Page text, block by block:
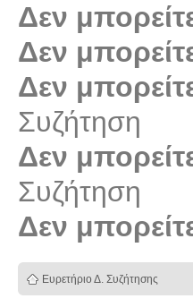
Δεν
Δεν
Δεν
Συζήτηση
Δεν
Συζήτηση
Δεν
Ευρετήριο Δ. Συζήτησης